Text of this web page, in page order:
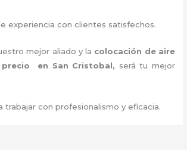
experiencia con clientes satisfechos.
mejor aliado y la colocación de aire
en San Cristobal, será tu mejor
trabajar con profesionalismo y eficacia.